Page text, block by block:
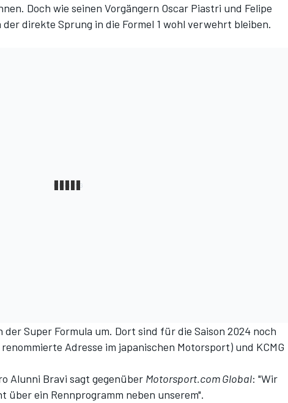
Doch wie seinen Vorgängern Oscar Piastri und Felipe
derdirekte Sprung in die Formel 1 wohl verwehrt bleiben.
Super Formula um. Dort sind für die Saison 2024 noch
Adresse im japanischen Motorsport) und KCMG
Alunni Bravi sagt gegenüber Motorsport.com Global: "Wir
über ein Rennprogramm neben unserem".